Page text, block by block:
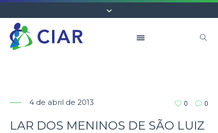
4 de abril de 2013 0 0
LAR DOS MENINOS DE SÃO LUIZ